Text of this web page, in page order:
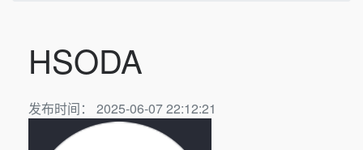
HSODA
发布时间： 2025-06-07 22:12:21